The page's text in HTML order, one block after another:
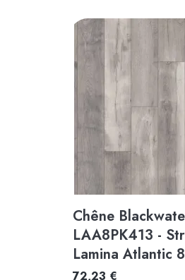
Chêne
LAA8PK413 -
Lamina Atlantic
72,23 €